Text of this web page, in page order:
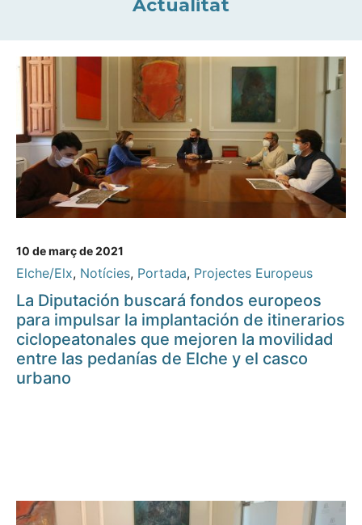
Actualitat
10 de març de 2021
Elche/Elx, Notícies, Portada, Projectes Europeus
La Diputación buscará fondos europeos
para impulsar la implantación de itinerarios
ciclopeatonales que mejoren la movilidad
entre las pedanías de Elche y el casco
urbano